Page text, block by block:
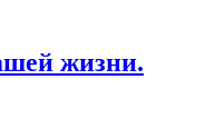
жизни.